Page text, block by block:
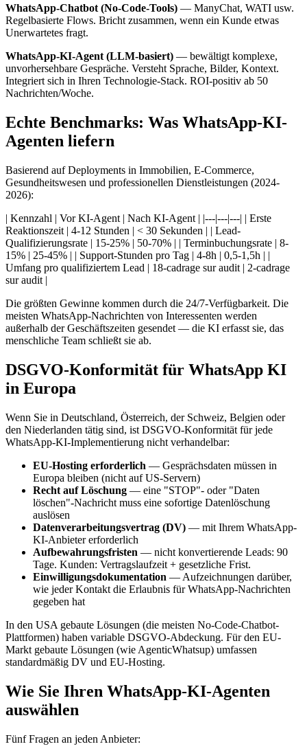
WhatsApp-Chatbot (No-Code-Tools) — ManyChat, WATI usw.
Regelbasierte Flows. Bricht zusammen, wenn ein Kunde etwas
Unerwartetes fragt.
WhatsApp-KI-Agent (LLM-basiert) — bewältigt komplexe,
unvorhersehbare Gespräche. Versteht Sprache, Bilder, Kontext.
Integriert sich in Ihren Technologie-Stack. ROI-positiv ab 50
Nachrichten/Woche.
Echte Benchmarks: Was WhatsApp-KI-
Agenten liefern
Basierend auf Deployments in Immobilien, E-Commerce,
Gesundheitswesen und professionellen Dienstleistungen (2024-
2026):
| Kennzahl | Vor KI-Agent | Nach KI-Agent | |---|---|---| | Erste
Reaktionszeit | 4-12 Stunden | < 30 Sekunden | | Lead-
Qualifizierungsrate | 15-25% | 50-70% | | Terminbuchungsrate | 8-
15% | 25-45% | | Support-Stunden pro Tag | 4-8h | 0,5-1,5h | |
Umfang pro qualifiziertem Lead | 18-cadrage sur audit | 2-cadrage
sur audit |
Die größten Gewinne kommen durch die 24/7-Verfügbarkeit. Die
meisten WhatsApp-Nachrichten von Interessenten werden
außerhalb der Geschäftszeiten gesendet — die KI erfasst sie, das
menschliche Team schließt sie ab.
DSGVO-Konformität für WhatsApp KI
in Europa
Wenn Sie in Deutschland, Österreich, der Schweiz, Belgien oder
den Niederlanden tätig sind, ist DSGVO-Konformität für jede
WhatsApp-KI-Implementierung nicht verhandelbar:
EU-Hosting erforderlich — Gesprächsdaten müssen in
Europa bleiben (nicht auf US-Servern)
Recht auf Löschung — eine "STOP"- oder "Daten
löschen"-Nachricht muss eine sofortige Datenlöschung
auslösen
Datenverarbeitungsvertrag (DV) — mit Ihrem WhatsApp-
KI-Anbieter erforderlich
Aufbewahrungsfristen — nicht konvertierende Leads: 90
Tage. Kunden: Vertragslaufzeit + gesetzliche Frist.
Einwilligungsdokumentation — Aufzeichnungen darüber,
wie jeder Kontakt die Erlaubnis für WhatsApp-Nachrichten
gegeben hat
In den USA gebaute Lösungen (die meisten No-Code-Chatbot-
Plattformen) haben variable DSGVO-Abdeckung. Für den EU-
Markt gebaute Lösungen (wie AgenticWhatsup) umfassen
standardmäßig DV und EU-Hosting.
Wie Sie Ihren WhatsApp-KI-Agenten
auswählen
Fünf Fragen an jeden Anbieter: